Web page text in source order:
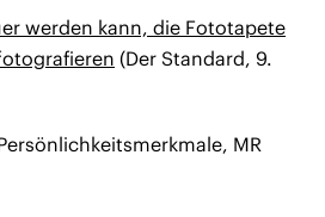
werden kann, die Fototapete
(Der Standard, 9.
MR